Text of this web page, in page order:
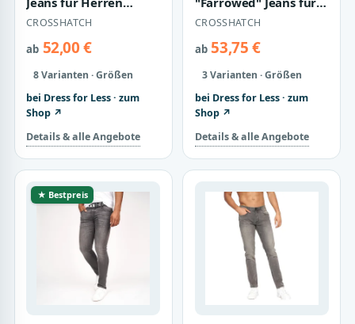
(Graue Wäsche)
CROSSHATCH
ab52,00 €
8 Varianten · Größen
bei Dress for Less · zum
Shop ↗
Details & alle Angebote
Herren (Rohe Wäsche)
CROSSHATCH
ab53,75 €
3 Varianten · Größen
bei Dress for Less · zum
Shop ↗
Details & alle Angebote
★ Bestpreis